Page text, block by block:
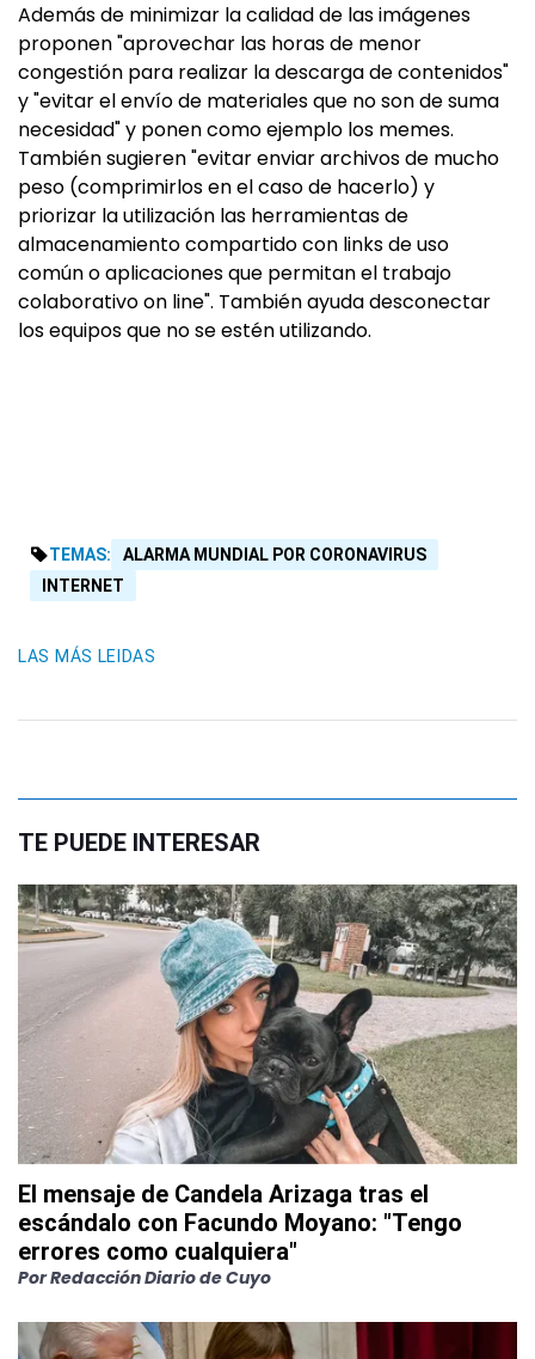
Además de minimizar la calidad de las imágenes
proponen "aprovechar las horas de menor
congestión para realizar la descarga de contenidos"
y "evitar el envío de materiales que no son de suma
necesidad" y ponen como ejemplo los memes.
También sugieren "evitar enviar archivos de mucho
peso (comprimirlos en el caso de hacerlo) y
priorizar la utilización las herramientas de
almacenamiento compartido con links de uso
común o aplicaciones que permitan el trabajo
colaborativo on line". También ayuda desconectar
los equipos que no se estén utilizando.
TEMAS:
ALARMA MUNDIAL POR CORONAVIRUS
INTERNET
LAS MÁS LEIDAS
TE PUEDE INTERESAR
El mensaje de Candela Arizaga tras el
escándalo con Facundo Moyano: "Tengo
errores como cualquiera"
PorRedacción Diario de Cuyo